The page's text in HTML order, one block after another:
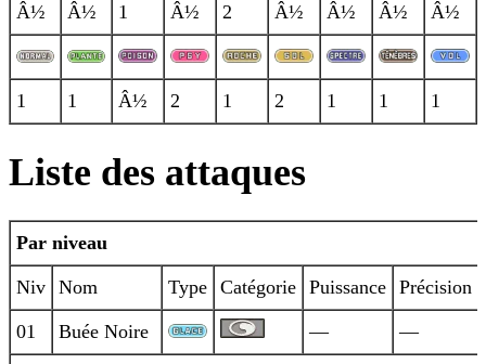
Â½ Â½ 1 Â½ 2 Â½ Â½ Â½ Â½
1 1 Â½ 2 1 2 1 1 1
Liste des attaques
Par niveau
Niv Nom Type Catégorie Puissance Précision
01 Buée Noire — —